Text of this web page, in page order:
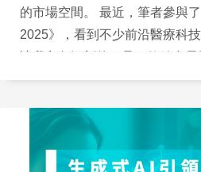
的市場空間。 最近，筆者參與
2025》，看到不少前沿醫療科
品儲存櫃：每一格都可即時偵